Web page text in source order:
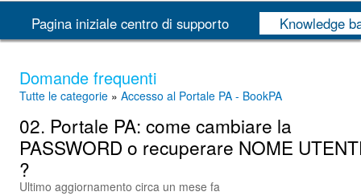
Pagina iniziale centro di supporto Knowledge
Domande frequenti
Tutte le categorie »Accesso al Portale PA - BookPA
02. Portale PA: come cambiare la
PASSWORD o recuperare NOME
?
Ultimo aggiornamento circa un mese fa